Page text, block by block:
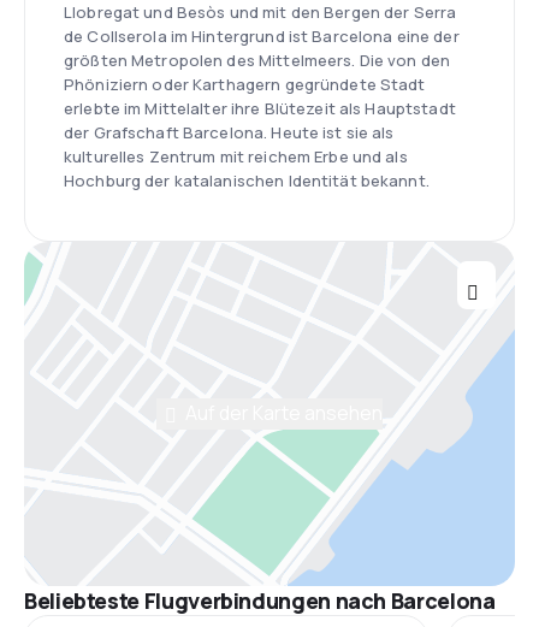
Llobregat und Besòs und mit den Bergen der Serra
de Collserola im Hintergrund ist Barcelona eine der
größten Metropolen des Mittelmeers. Die von den
Phöniziern oder Karthagern gegründete Stadt
erlebte im Mittelalter ihre Blütezeit als Hauptstadt
der Grafschaft Barcelona. Heute ist sie als
kulturelles Zentrum mit reichem Erbe und als
Hochburg der katalanischen Identität bekannt.
Beliebteste Flugverbindungen nach Barcelona